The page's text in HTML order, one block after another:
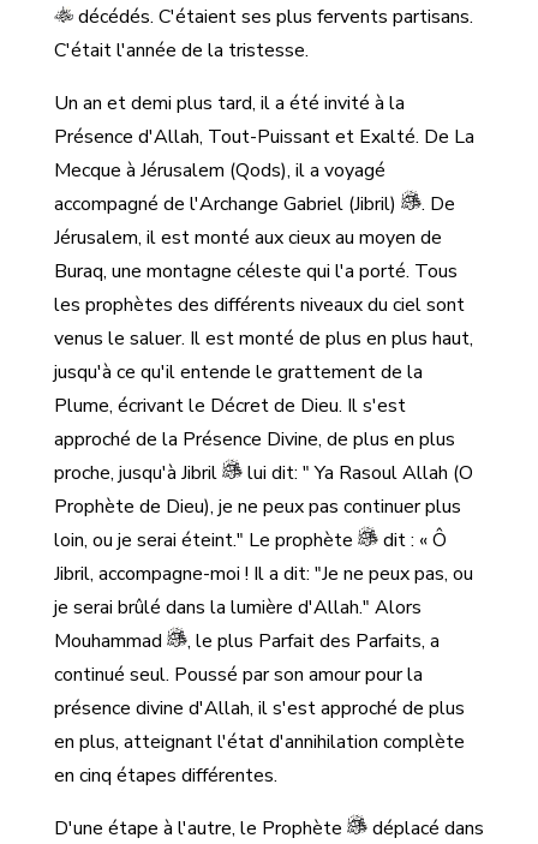
décédés. C'étaient ses plus fervents partisans.
C'était l'année de la tristesse.
Un an et demi plus tard, il a été invité à la
Présence d'Allah, Tout-Puissant et Exalté. De La
Mecque à Jérusalem (Qods), il a voyagé
accompagné de l'Archange Gabriel (Jibril)
. De
Jérusalem, il est monté aux cieux au moyen de
Buraq, une montagne céleste qui l'a porté. Tous
les prophètes des différents niveaux du ciel sont
venus le saluer. Il est monté de plus en plus haut,
jusqu'à ce qu'il entende le grattement de la
Plume, écrivant le Décret de Dieu. Il s'est
approché de la Présence Divine, de plus en plus
proche, jusqu'à Jibril
lui dit: " Ya Rasoul Allah (O
Prophète de Dieu), je ne peux pas continuer plus
loin, ou je serai éteint." Le prophète
dit : « Ô
Jibril, accompagne-moi ! Il a dit: "Je ne peux pas, ou
je serai brûlé dans la lumière d'Allah." Alors
Mouhammad
, le plus Parfait des Parfaits, a
continué seul. Poussé par son amour pour la
présence divine d'Allah, il s'est approché de plus
en plus, atteignant l'état d'annihilation complète
en cinq étapes différentes.
D'une étape à l'autre, le Prophète
déplacé dans